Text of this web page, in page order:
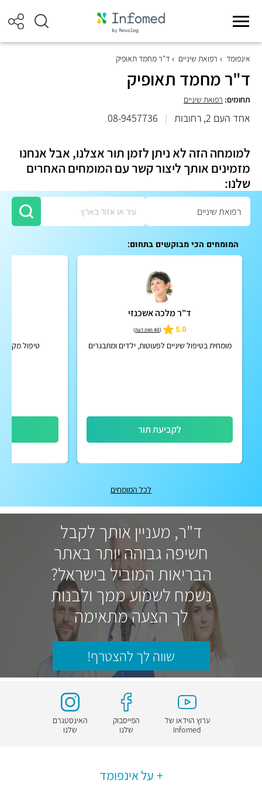
אינפומד רפואת שיניים ד"ר מחמד תאופיק
ד"ר מחמד תאופיק
תחומים: רפואת שיניים
אחד העם 2, רחובות |
08-9457736
למומחה הזה לא ניתן לזמן תור אצלנו, אבל אנחנו
מזמינים אותך ליצור קשר עם המומחים האחרים
שלנו:
המומחים הכי מבוקשים בתחום:
ד"ר מלכה אשכנזי
5.0
(40 חוות דעת )
מומחית בטיפול שיניים לפעוטות, ילדים ומתבגרים
לקביעת תור
טיפול
לכל המומחים
ד"ר, מעניין אותך לקבל
חשיפה גבוהה יותר באתר
הבריאות המוביל בישראל?
נשמח לשמוע ממך ולבנות
לך הצעה מתאימה
שווה לך להצטרף!
ערוץ הוידאו של
Infomed
הפייסבוק
שלנו
האינסטגרם
שלנו
על אינפומד